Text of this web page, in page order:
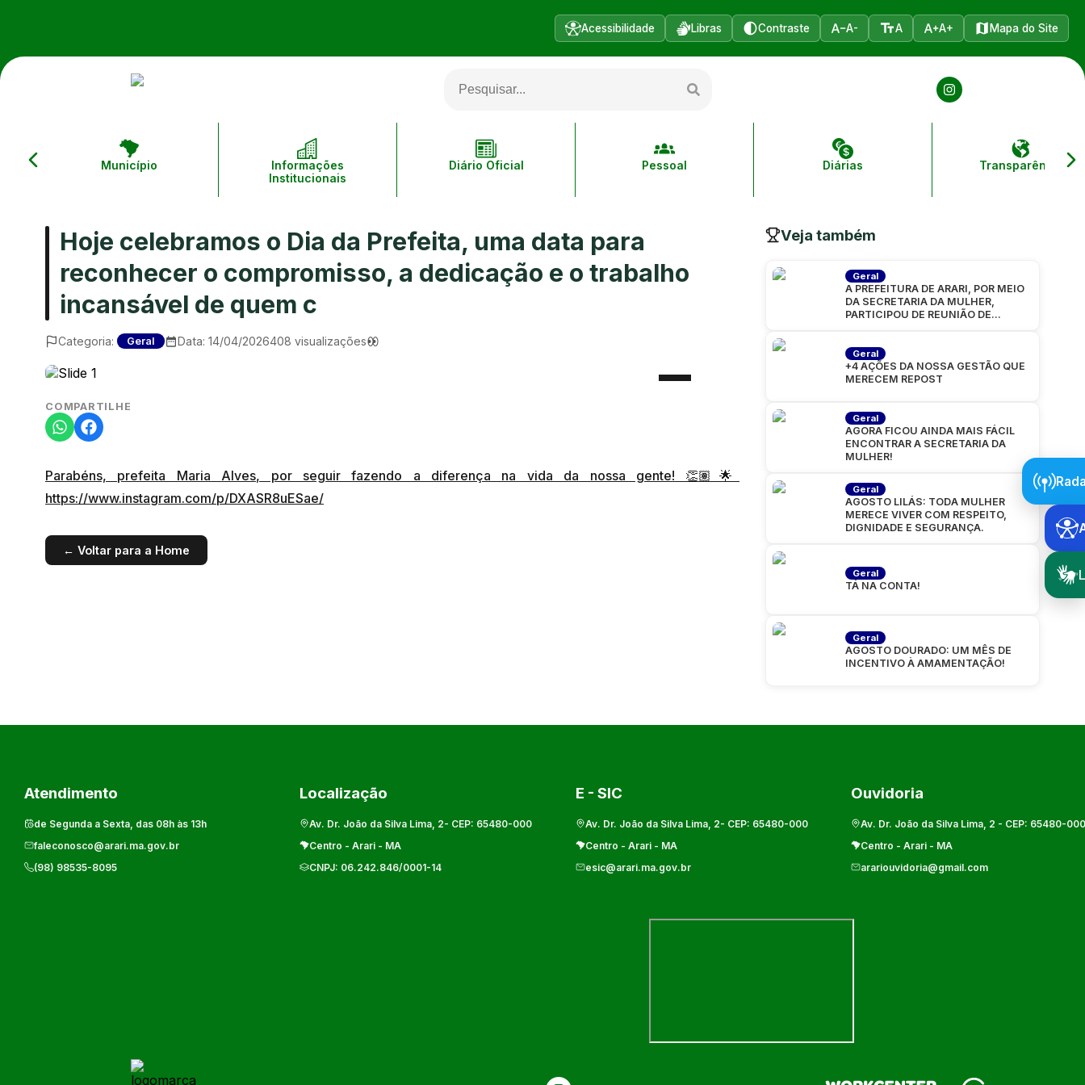
Acessibilidade Libras Contraste A- A A+ Mapa do Site
Município
Informações
Institucionais
Diário Oficial Pessoal Diárias Transparência
Hoje celebramos o Dia da Prefeita, uma data para
reconhecer o compromisso, a dedicação e o trabalho
incansável de quem c
Categoria: Geral Data: 14/04/2026408 visualizações
COMPARTILHE
Parabéns, prefeita Maria Alves, por seguir fazendo a diferença na vida da nossa gente! 👏🏽🌟
https://www.instagram.com/p/DXASR8uESae/
← Voltar para a Home
Veja também
Geral
A PREFEITURA DE ARARI, POR MEIO
DA SECRETARIA DA MULHER,
PARTICIPOU DE REUNIÃO DE
Geral
+4 AÇÕES DA NOSSA GESTÃO QUE
MERECEM REPOST
Geral
AGORA FICOU AINDA MAIS FÁCIL
ENCONTRAR A SECRETARIA DA
MULHER!
Geral
AGOSTO LILÁS: TODA MULHER
MERECE VIVER COM RESPEITO,
DIGNIDADE E SEGURANÇA.
Geral
TÁ NA CONTA!
Geral
AGOSTO DOURADO: UM MÊS DE
INCENTIVO À AMAMENTAÇÃO!
Atendimento
de Segunda a Sexta, das 08h às 13h
faleconosco@arari.ma.gov.br
(98) 98535-8095
Localização
Av. Dr. João da Silva Lima, 2- CEP: 65480-000
Centro -Arari - MA
CNPJ: 06.242.846/0001-14
E - SIC
Av. Dr. João da Silva Lima, 2- CEP: 65480-000
Centro - Arari- MA
esic@arari.ma.gov.br
Ouvidoria
Av. Dr. João da Silva Lima, 2 - CEP: 65480-000
Centro - Arari- MA
arariouvidoria@gmail.com